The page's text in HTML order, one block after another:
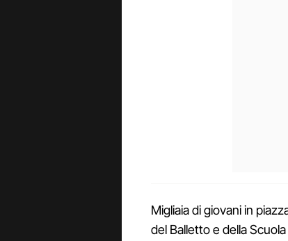
Migliaia di giovani in
del Balletto e della